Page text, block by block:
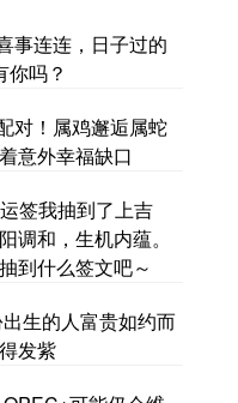
事连连，日子过的
你吗？
对！属鸡邂逅属蛇
意外幸福缺口
签我抽到了上吉
调和，生机内蕴。
到什么签文吧～
生的人富贵如约而
发紫